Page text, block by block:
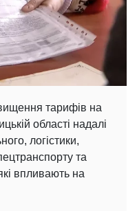
тарифів на
області надалі
логістики,
та
впливають на